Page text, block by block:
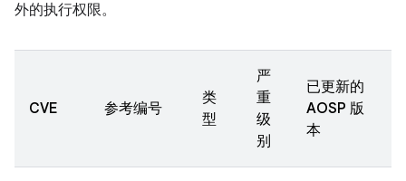
外的执行权限。
CVE 参考编号
类
型
严
重
级
别
已更新的
AOSP 版
本